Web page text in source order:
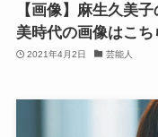
【画像】麻生久美
美時代の画像はこち
2021年4月2日 芸能人